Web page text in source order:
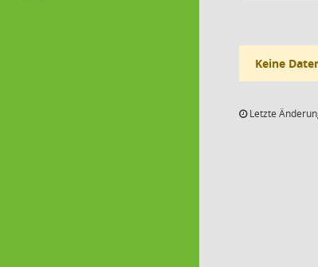
Keine
Letzte